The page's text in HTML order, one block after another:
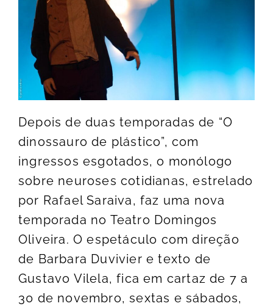
Depois de duas temporadas de “O
dinossauro de plástico”, com
ingressos esgotados, o monólogo
sobre neuroses cotidianas, estrelado
por Rafael Saraiva, faz uma nova
temporada no Teatro Domingos
Oliveira. O espetáculo com direção
de Barbara Duvivier e texto de
Gustavo Vilela, fica em cartaz de 7 a
30 de novembro, sextas e sábados,